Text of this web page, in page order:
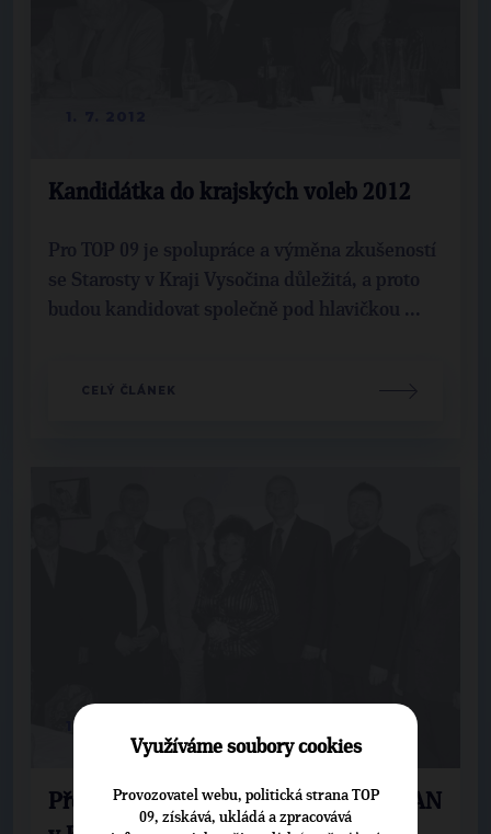
Kandidátka do krajských voleb 2012
Pro TOP 09 je spolupráce a výměna zkušeností
se Starosty v Kraji Vysočina důležitá, a proto
budou kandidovat společně pod hlavičkou ...
CELÝ ČLÁNEK
17. 5. 2012
Představení kandidátky TOP 09 a STAN
Využíváme soubory cookies
Provozovatel webu, politická strana TOP
09, získává, ukládá a zpracovává